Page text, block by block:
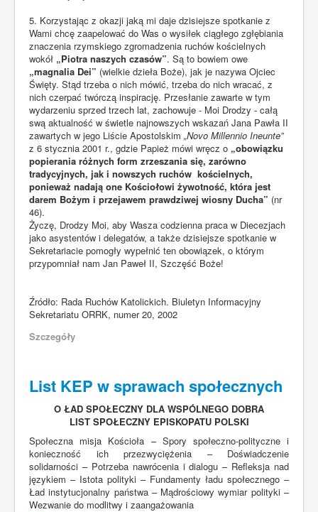
5. Korzystając z okazji jaką mi daje dzisiejsze spotkanie z
Wami chcę zaapelować do Was o wysiłek ciągłego zgłębiania
znaczenia rzymskiego zgromadzenia ruchów kościelnych
wokół „Piotra naszych czasów”. Są to bowiem owe
„magnalia Dei” (wielkie dzieła Boże), jak je nazywa Ojciec
Święty. Stąd trzeba o nich mówić, trzeba do nich wracać, z
nich czerpać twórczą inspirację. Przesłanie zawarte w tym
wydarzeniu sprzed trzech lat, zachowuje - Moi Drodzy - całą
swą aktualność w świetle najnowszych wskazań Jana Pawła II
zawartych w jego Liście Apostolskim „Novo Millennio Ineunte”
z 6 stycznia 2001 r., gdzie Papież mówi wręcz o „obowiązku
popierania różnych form zrzeszania się, zarówno
tradycyjnych, jak i nowszych ruchów kościelnych,
ponieważ nadają one Kościołowi żywotność, która jest
darem Bożym i przejawem prawdziwej wiosny Ducha” (nr
46).
Życzę, Drodzy Moi, aby Wasza codzienna praca w Diecezjach
jako asystentów i delegatów, a także dzisiejsze spotkanie w
Sekretariacie pomogły wypełnić ten obowiązek, o którym
przypomniał nam Jan Paweł II, Szczęść Boże!
Źródło: Rada Ruchów Katolickich. Biuletyn Informacyjny
Sekretariatu ORRK, numer 20, 2002
Szczegóły
List KEP w sprawach społecznych
O ŁAD SPOŁECZNY DLA WSPÓLNEGO DOBRA
LIST SPOŁECZNY EPISKOPATU POLSKI
Społeczna misja Kościoła – Spory społeczno-polityczne i
konieczność ich przezwyciężenia – Doświadczenie
solidarności – Potrzeba nawrócenia i dialogu – Refleksja nad
językiem – Istota polityki – Fundamenty ładu społecznego –
Ład instytucjonalny państwa – Mądrościowy wymiar polityki –
Wezwanie do modlitwy i zaangażowania